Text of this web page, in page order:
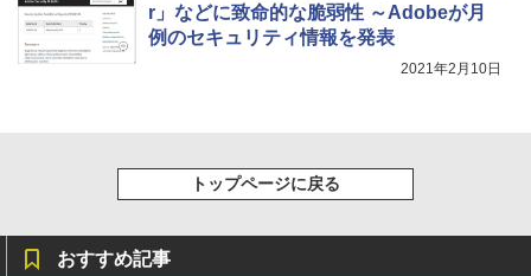
r」などに致命的な脆弱性 ～Adobeが月
例のセキュリティ情報を発表
2021年2月10日
トップページに戻る
おすすめ記事